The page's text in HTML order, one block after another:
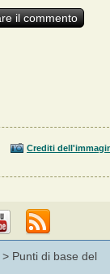
Crediti
> Punti di base del